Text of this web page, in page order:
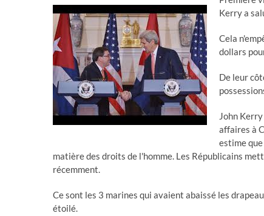
Kerry a
Cela
dollars
De leur
John
affaires à
estime
matière des droits de l'homme. Les Républicains
récemment.
Ce sont les 3 marines qui avaient abaissé les
étoilé.